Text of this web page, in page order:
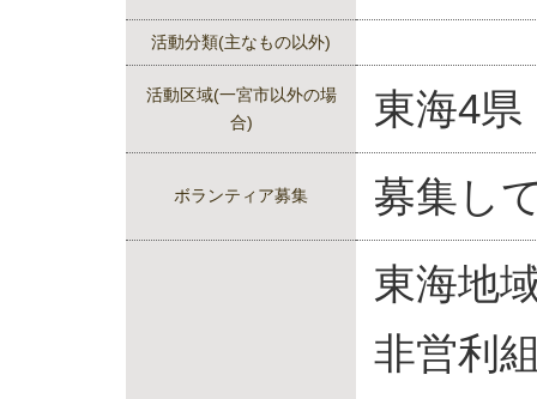
活動分類(主なもの以外)
活動区域(一宮市以外の場
合)
東海4県
ボランティア募集 募集し
東海地
非営利